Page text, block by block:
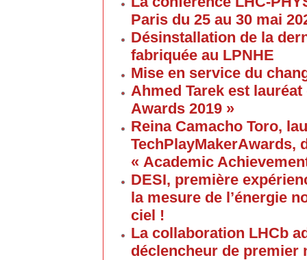
Paris du 25 au 30 mai
Désinstallation de la
fabriquée au LPNHE
Mise en service du
Ahmed Tarek est
Awards 2019 »
Reina Camacho Toro,
TechPlayMakerAwards,
« Academic
DESI, première
la mesure de l’énergie
ciel !
La collaboration LHCb
déclencheur de premier